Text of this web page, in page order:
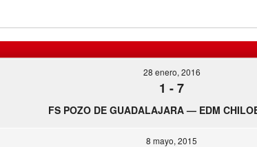
28 enero, 2016
1 -7
FS POZO DE GUADALAJARA — EDM
8 mayo, 2015